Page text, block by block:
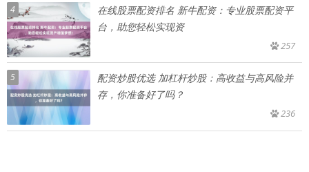
4
在线股票配资排名 新牛配资：专业股票配资平
台，助您轻松实现资
257
5
配资炒股优选 加杠杆炒股：高收益与高风险并
存，你准备好了吗？
236